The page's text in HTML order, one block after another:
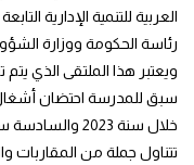
العربية للتنمية الإدارية
رئاسة الحكومة ووزارة
ويعتبر هذا الملتقى الذي
تتناول جملة من المقاربات